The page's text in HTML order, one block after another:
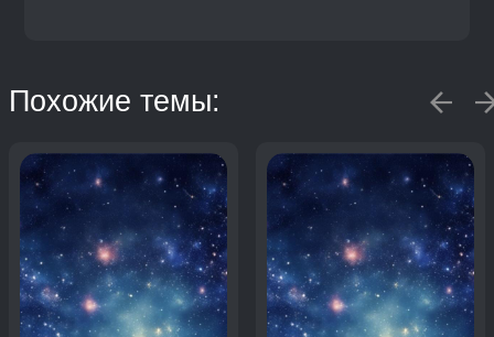
Похожие темы: